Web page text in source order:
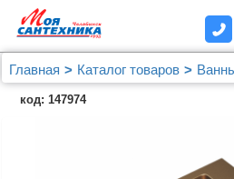
Главная Каталог товаров
Мойка настол.монтаж 50х50
PRO 20см с сифоном (бронза)
код: 147974